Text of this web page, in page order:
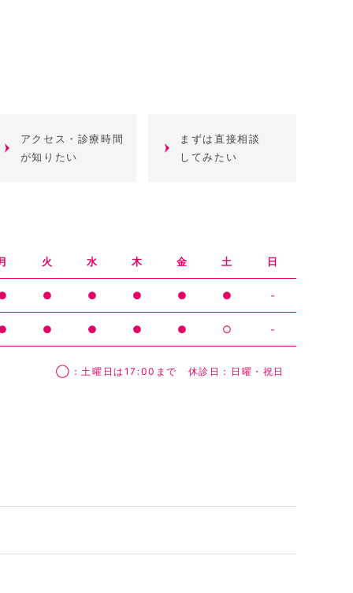
アクセス・診療時間
が知りたい
まずは直接相談
してみたい
火 水 木 金 土 日
● ● ● ● ● -
● ● ● ● ○ -
◯：土曜日は17:00まで 休診日：日曜・祝日